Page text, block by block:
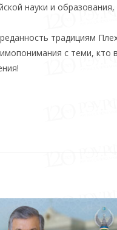
науки и
традициям
с теми, кто